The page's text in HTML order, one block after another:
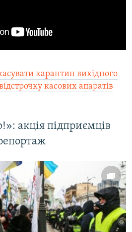
карантин вихідного
касових апаратів
акція підприємців